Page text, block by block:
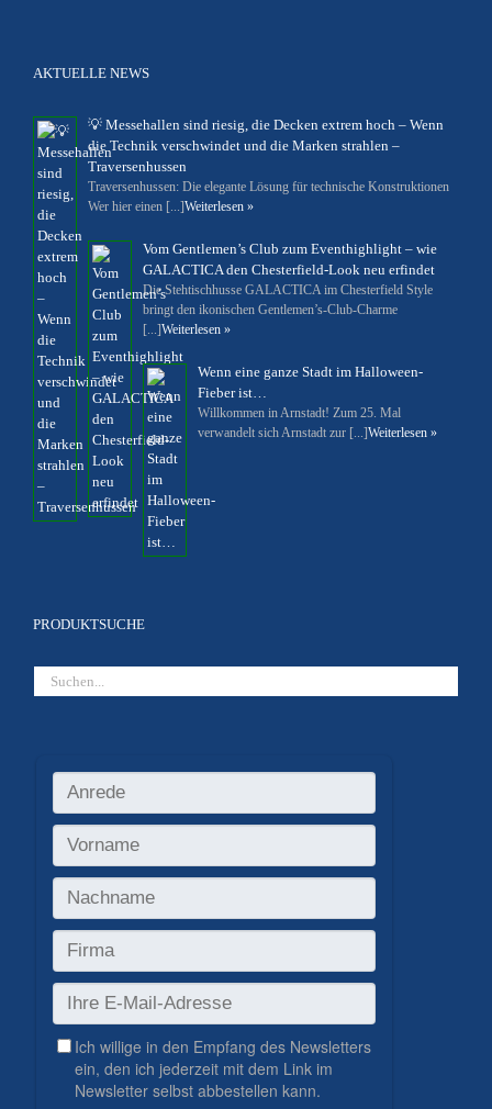
AKTUELLE NEWS
💡 Messehallen sind riesig, die Decken extrem hoch – Wenn
die Technik verschwindet und die Marken strahlen –
Traversenhussen
Traversenhussen: Die elegante Lösung für technische Konstruktionen
Wer hier einen [...]Weiterlesen »
Vom Gentlemen’s Club zum Eventhighlight – wie
GALACTICA den Chesterfield-Look neu erfindet
Die Stehtischhusse GALACTICA im Chesterfield Style
bringt den ikonischen Gentlemen’s-Club-Charme
[...]Weiterlesen »
Wenn eine ganze Stadt im Halloween-
Fieber ist…
Willkommen in Arnstadt! Zum 25. Mal
verwandelt sich Arnstadt zur [...]Weiterlesen »
PRODUKTSUCHE